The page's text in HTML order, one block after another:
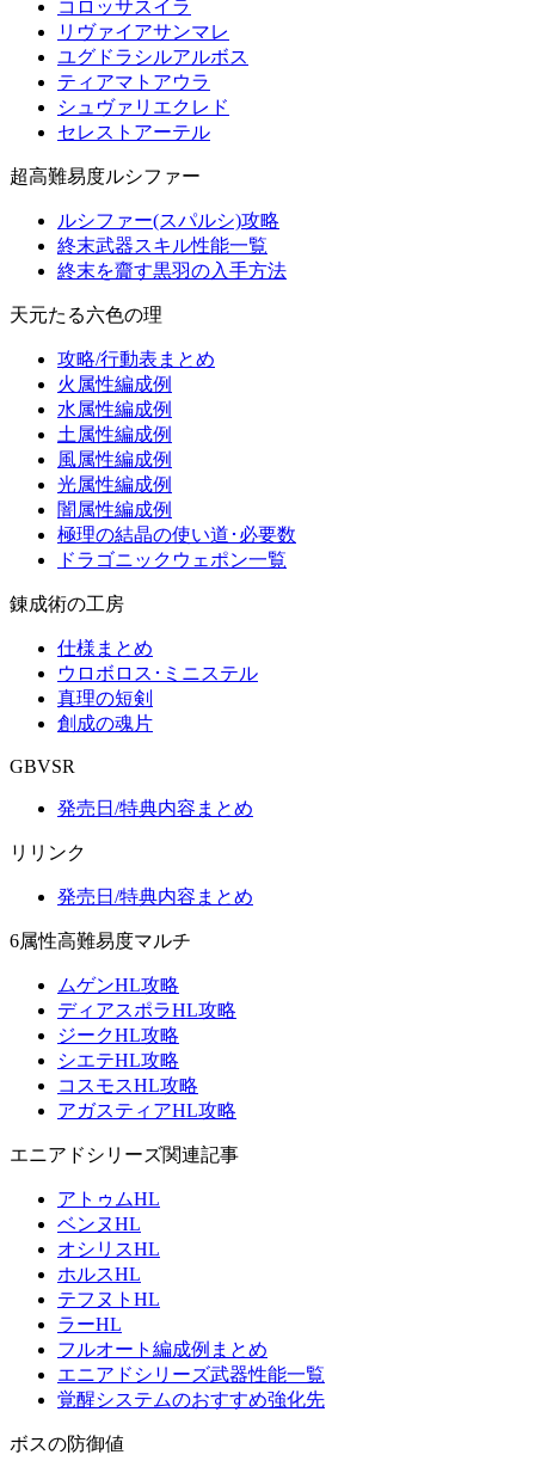
コロッサスイラ
リヴァイアサンマレ
ユグドラシルアルボス
ティアマトアウラ
シュヴァリエクレド
セレストアーテル
超高難易度ルシファー
ルシファー(スパルシ)攻略
終末武器スキル性能一覧
終末を齎す黒羽の入手方法
天元たる六色の理
攻略/行動表まとめ
火属性編成例
水属性編成例
土属性編成例
風属性編成例
光属性編成例
闇属性編成例
極理の結晶の使い道･必要数
ドラゴニックウェポン一覧
錬成術の工房
仕様まとめ
ウロボロス･ミニステル
真理の短剣
創成の魂片
GBVSR
発売日/特典内容まとめ
リリンク
発売日/特典内容まとめ
6属性高難易度マルチ
ムゲンHL攻略
ディアスポラHL攻略
ジークHL攻略
シエテHL攻略
コスモスHL攻略
アガスティアHL攻略
エニアドシリーズ関連記事
アトゥムHL
ベンヌHL
オシリスHL
ホルスHL
テフヌトHL
ラーHL
フルオート編成例まとめ
エニアドシリーズ武器性能一覧
覚醒システムのおすすめ強化先
ボスの防御値